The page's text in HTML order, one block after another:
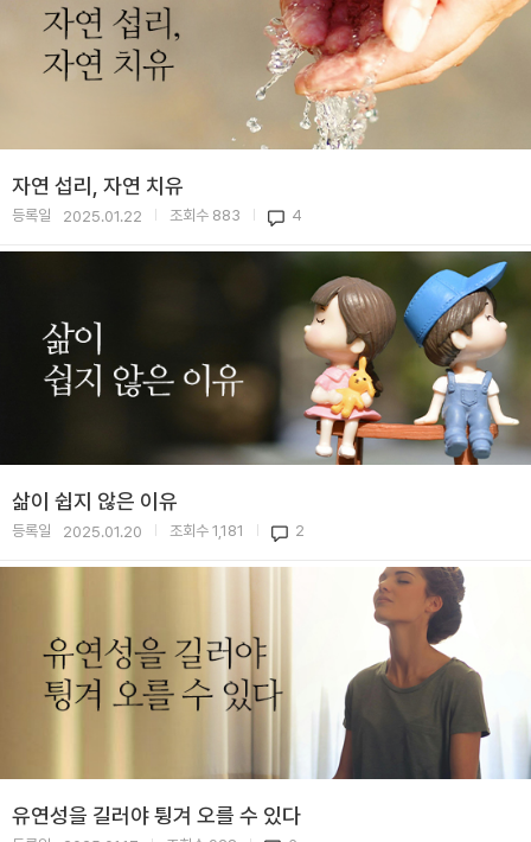
자연 섭리, 자연 치유
등록일 2025.01.22 조회수 883 4
삶이 쉽지 않은 이유
등록일 2025.01.20 조회수 1,181 2
유연성을 길러야 튕겨 오를 수 있다